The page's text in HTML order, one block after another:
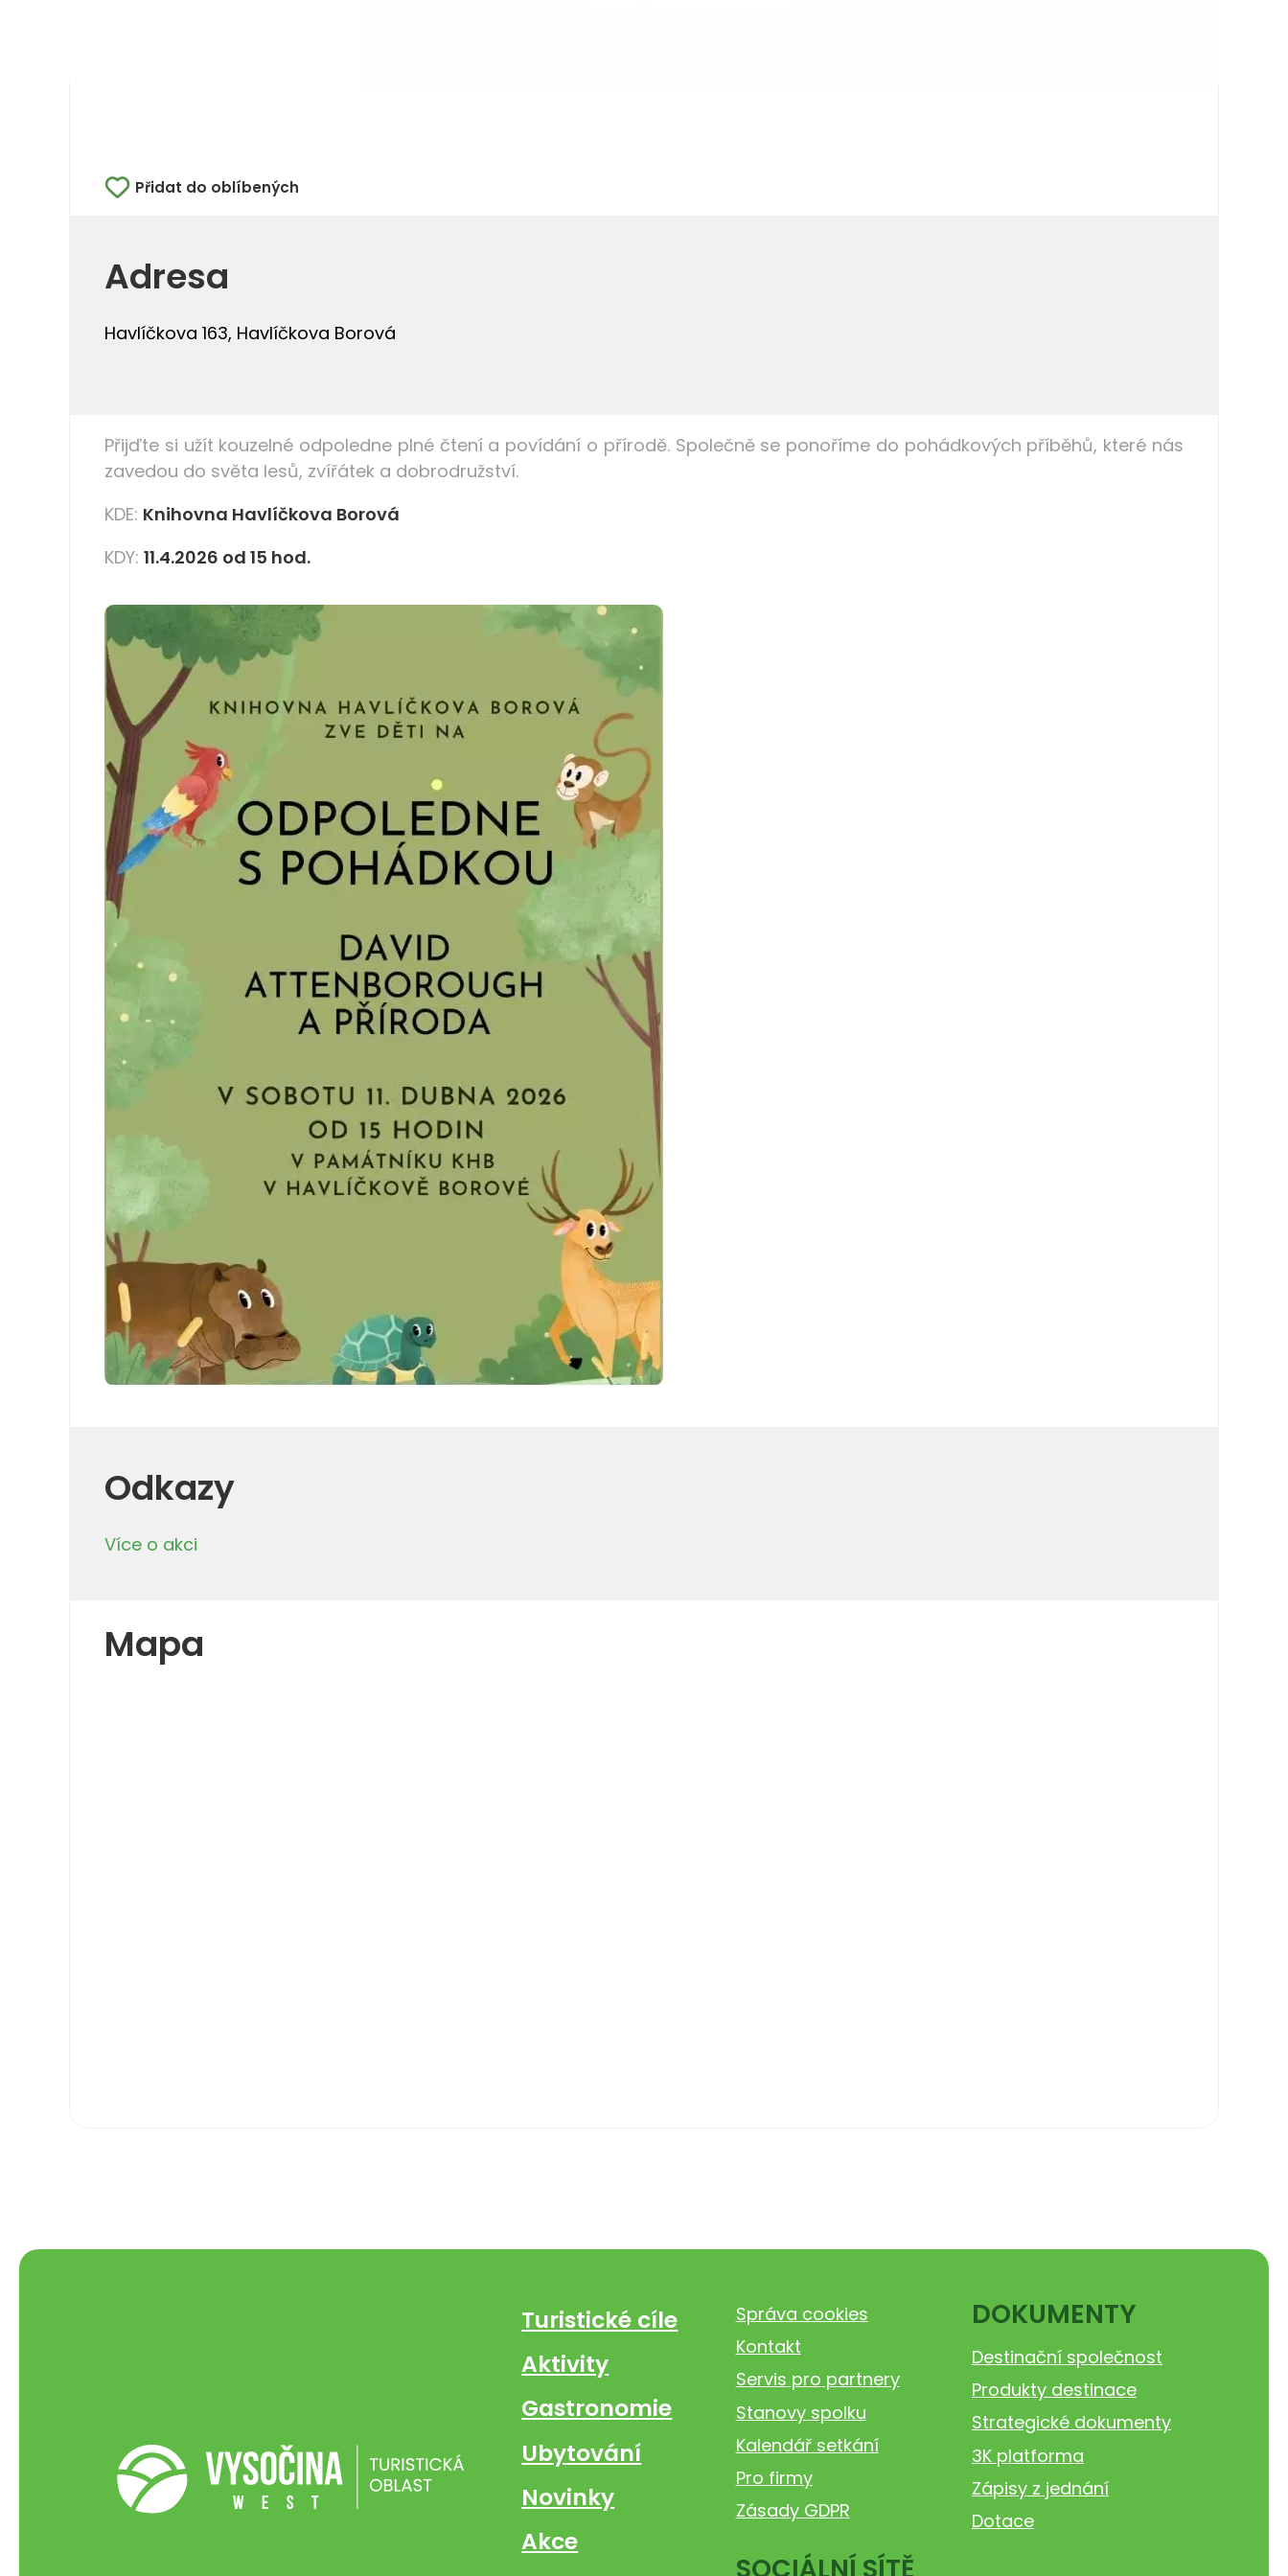
Přidat do oblíbených
Adresa
Havlíčkova 163, Havlíčkova Borová
Přijďte si užít kouzelné odpoledne plné čtení a povídání o přírodě. Společně se ponoříme do pohádkových příběhů, které nás
zavedou do světa lesů, zvířátek a dobrodružství.
KDE: Knihovna Havlíčkova Borová
KDY: 11.4.2026 od 15 hod.
Odkazy
Více o akci
Mapa
Turistické cíle
Aktivity
Gastronomie
Ubytování
Novinky
Akce
Správa cookies
Kontakt
Servis pro partnery
Stanovy spolku
Kalendář setkání
Pro firmy
Zásady GDPR
DOKUMENTY
Destinační společnost
Produkty destinace
Strategické dokumenty
3K platforma
Zápisy z jednání
Dotace